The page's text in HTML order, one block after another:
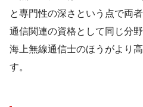
と専門性の深さという点で両
通信関連の資格として同じ分
海上無線通信士のほうがより
す。